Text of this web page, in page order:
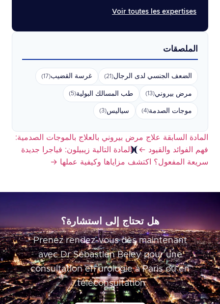
Voir toutes les expertises
الملصقات
الضعف الجنسي لدى الرجال(21) غرسة القضيب(17)
مرض بيروني(13) طب المسالك البولية(5)
موجات الصدمة(4) سياليس(3)
المادة السابقة علاج مرض بيروني بالعلاج بالموجات الصدمية:
فهم الفوائد والقيود ← المادة التالية زيبيلون: فياجرا جديدة
سريعة المفعول؟ اكتشف مزاياها وكيفية عملها →
هل تحتاج إلى استشارة؟
Prenez rendez-vous dès maintenant
avec Dr Sébastien Beley pour une
consultation en urologie à Paris ou en
téléconsultation.